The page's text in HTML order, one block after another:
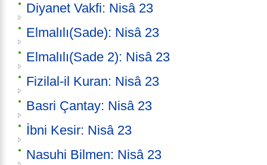
Diyanet Vakfi: Nisâ 23
Elmalılı(Sade): Nisâ 23
Elmalılı(Sade 2): Nisâ 23
Fizilal-il Kuran: Nisâ 23
Basri Çantay: Nisâ 23
İbni Kesir: Nisâ 23
Nasuhi Bilmen: Nisâ 23